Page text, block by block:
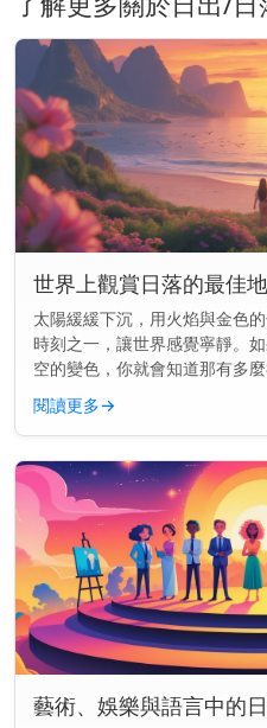
世界上觀賞日落的最佳
太陽緩緩下沉，用火焰與金色
時刻之一，讓世界感覺寧靜。
空的變色，你就會知道那有多
地方更好。這裡的景色就像是
往聖托里尼、大...
閱讀更多→
藝術、娛樂與語言中的